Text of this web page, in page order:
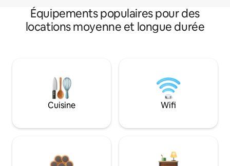
Équipements populaires pour des
locations moyenne et longue durée
Cuisine Wifi